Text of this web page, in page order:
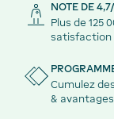
NOTE DE
Plus de 125
satisfaction
Cumulez
&